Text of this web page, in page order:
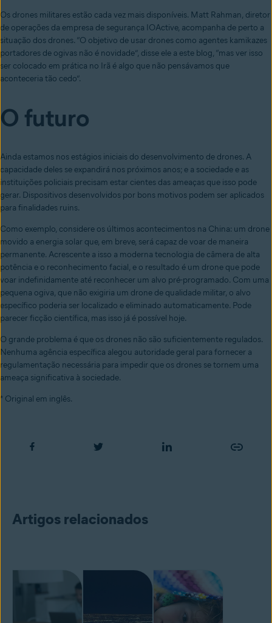
Os drones militares estão cada vez mais disponíveis. Matt Rahman, diretor
de operações da empresa de segurança IOActive, acompanha de perto a
situação dos drones. “O objetivo de usar drones como agentes kamikazes
portadores de ogivas não é novidade”, disse ele a este blog, “mas ver isso
ser colocado em prática no Irã é algo que não pensávamos que
aconteceria tão cedo”.
O futuro
Ainda estamos nos estágios iniciais do desenvolvimento de drones. A
capacidade deles se expandirá nos próximos anos; e a sociedade e as
instituições policiais precisam estar cientes das ameaças que isso pode
gerar. Dispositivos desenvolvidos por bons motivos podem ser aplicados
para finalidades ruins.
Como exemplo, considere os últimos acontecimentos na China: um drone
movido a energia solar que, em breve, será capaz de voar de maneira
permanente. Acrescente a isso a moderna tecnologia de câmera de alta
potência e o reconhecimento facial, e o resultado é um drone que pode
voar indefinidamente até reconhecer um alvo pré-programado. Com uma
pequena ogiva, que não exigiria um drone de qualidade militar, o alvo
específico poderia ser localizado e eliminado automaticamente. Pode
parecer ficção científica, mas isso já é possível hoje.
O grande problema é que os drones não são suficientemente regulados.
Nenhuma agência específica alegou autoridade geral para fornecer a
regulamentação necessária para impedir que os drones se tornem uma
ameaça significativa à sociedade.
* Original em inglês.
Artigos relacionados